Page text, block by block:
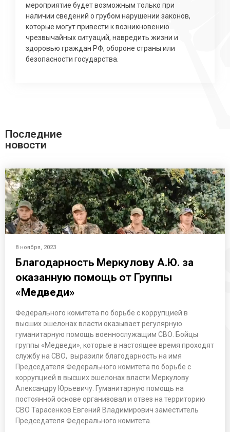
мероприятие будет возможным только при
наличии сведений о грубом нарушении законов,
которые могут привести к возникновению
чрезвычайных ситуаций, навредить жизни и
здоровью граждан РФ, обороне страны или
безопасности государства.
Последние
новости
8 ноября, 2023
Благодарность Меркулову А.Ю. за
оказанную помощь от Группы
«Медведи»
Федерального комитета по борьбе с коррупцией в
высших эшелонах власти оказывает регулярную
гуманитарную помощь военнослужащим СВО. Бойцы
группы «Медведи», которые в настоящее время проходят
службу на СВО, выразили благодарность на имя
Председателя Федерального комитета по борьбе с
коррупцией в высших эшелонах власти Меркулову
Александру Юрьевичу. Гуманитарную помощь на
постоянной основе организовал и отвез на территорию
СВО Тарасенков Евгений Владимирович заместитель
Председателя Федерального комитета.